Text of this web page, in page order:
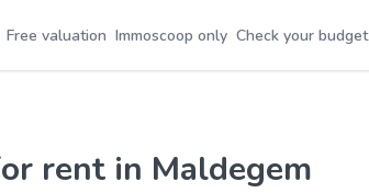
Free valuation Immoscoop only Check your budget
rent in Maldegem